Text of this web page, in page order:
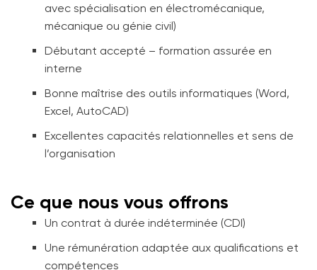
avec spécialisation en électromécanique,
mécanique ou génie civil)
Débutant accepté – formation assurée en
interne
Bonne maîtrise des outils informatiques (Word,
Excel, AutoCAD)
Excellentes capacités relationnelles et sens de
l’organisation
Ce que nous vous offrons
Un contrat à durée indéterminée (CDI)
Une rémunération adaptée aux qualifications et
compétences